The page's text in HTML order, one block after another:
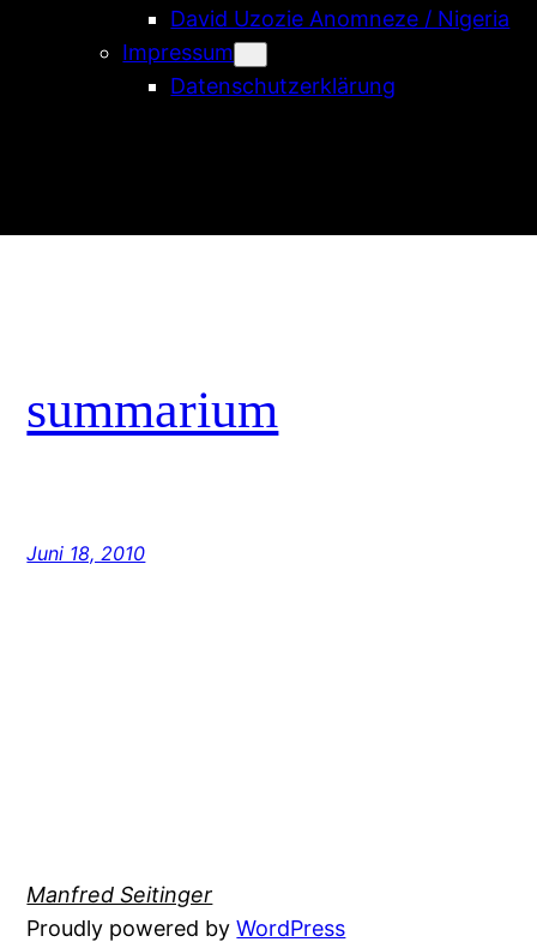
David Uzozie Anomneze / Nigeria
Impressum
Datenschutzerklärung
summarium
Juni 18, 2010
Manfred Seitinger
Proudly powered byWordPress